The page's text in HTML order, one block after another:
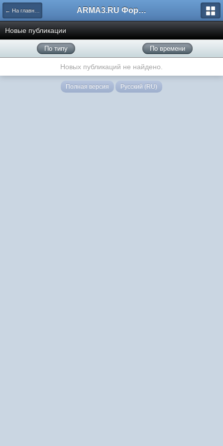
← На главную ARMA3.RU Форум
Новые публикации
По типу По времени
Новых публикаций не найдено.
Полная версия Русский (RU)